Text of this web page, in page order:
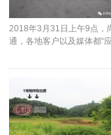
2018年3月31日上午9点，
通，各地客户以及媒体都“
三角大钢琴，也是大旺首
独具匠心的设计，让现场
大气的大盘形象让人印象
小镇以“月亮”之名向社会